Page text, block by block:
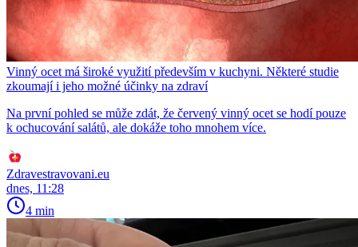
Vinný ocet má široké využití především v kuchyni. Některé studie
zkoumají i jeho možné účinky na zdraví
Na první pohled se může zdát, že červený vinný ocet se hodí pouze
k ochucování salátů, ale dokáže toho mnohem více.
Zdravestravovani.eu
dnes, 11:28
4 min